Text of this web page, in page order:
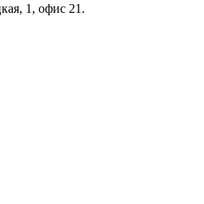
1, офис 21.